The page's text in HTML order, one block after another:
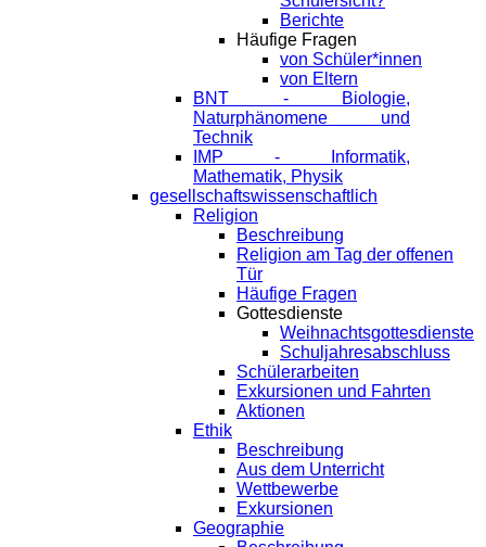
Berichte
Häufige Fragen
von Schüler*innen
von Eltern
BNT - Biologie,
Naturphänomene und
Technik
IMP - Informatik,
Mathematik, Physik
gesellschaftswissenschaftlich
Religion
Beschreibung
Religion am Tag der offenen
Tür
Häufige Fragen
Gottesdienste
Weihnachtsgottesdienste
Schuljahresabschluss
Schülerarbeiten
Exkursionen und Fahrten
Aktionen
Ethik
Beschreibung
Aus dem Unterricht
Wettbewerbe
Exkursionen
Geographie